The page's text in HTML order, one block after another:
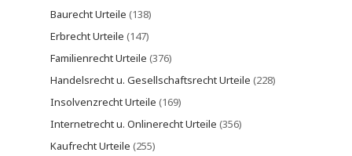
Baurecht Urteile (138)
Erbrecht Urteile (147)
Familienrecht Urteile (376)
Handelsrecht u. Gesellschaftsrecht Urteile (228)
Insolvenzrecht Urteile (169)
Internetrecht u. Onlinerecht Urteile (356)
Kaufrecht Urteile (255)